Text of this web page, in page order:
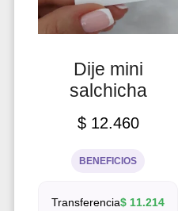
Dije mini
salchicha
$12.460
BENEFICIOS
Transferencia$ 11.214